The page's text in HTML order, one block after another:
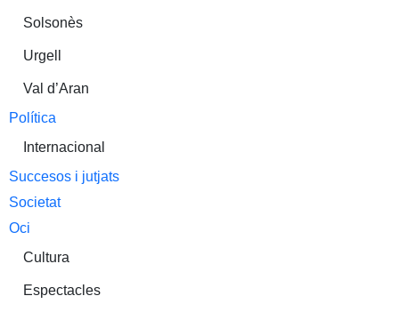
Solsonès
Urgell
Val d’Aran
Política
Internacional
Succesos i jutjats
Societat
Oci
Cultura
Espectacles